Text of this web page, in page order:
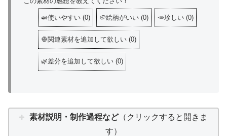
🍛使いやすい (0) 🥔絵柄がいい (0) 🥕珍しい (0)
🧅関連素材を追加して欲しい (0)
🌿差分を追加して欲しい (0)
素材説明・制作過程など（クリックすると開きま
す）